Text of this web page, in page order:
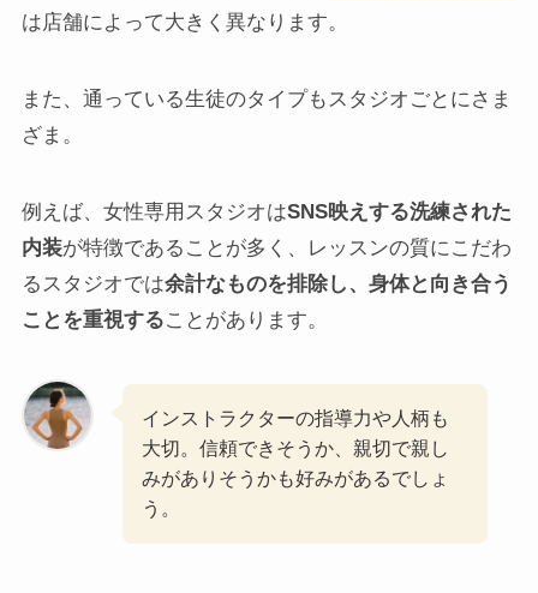
は店舗によって大きく異なります。
また、通っている生徒のタイプもスタジオごとにさま
ざま。
例えば、女性専用スタジオはSNS映えする洗練された
内装が特徴であることが多く、レッスンの質にこだわ
るスタジオでは余計なものを排除し、身体と向き合う
ことを重視することがあります。
インストラクターの指導力や人柄も
大切。信頼できそうか、親切で親し
みがありそうかも好みがあるでしょ
う。